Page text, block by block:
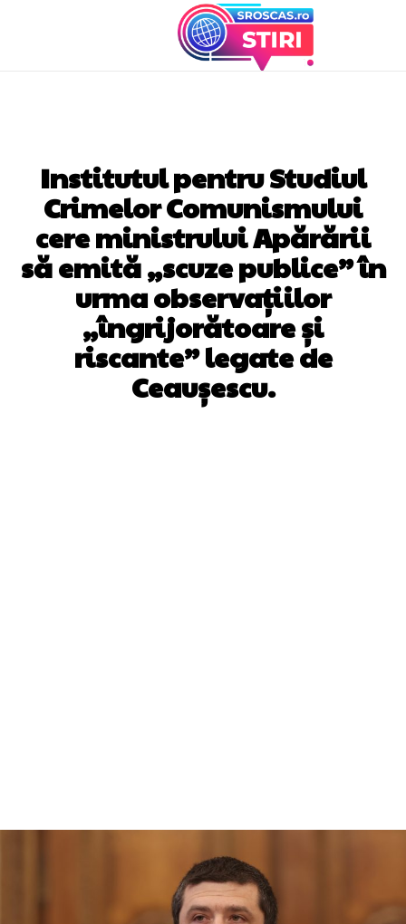
Institutul pentru Studiul
Crimelor Comunismului
cere ministrului Apărării
să emită „scuze publice” în
urma observațiilor
„îngrijorătoare și
riscante” legate de
Ceaușescu.